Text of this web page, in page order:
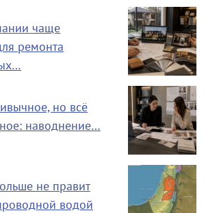
чаще
ремонта
но всё
наводнение…
не правит
водой